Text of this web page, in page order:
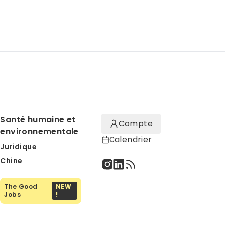
Santé humaine et
environnementale
Juridique
Chine
The Good
Jobs
NEW
!
Compte
Calendrier